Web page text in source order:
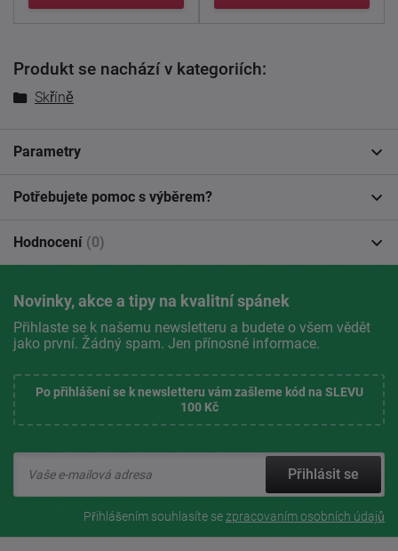
Produkt se nachází v kategoriích:
Skříně
Parametry
Potřebujete pomoc s výběrem?
Hodnocení (0)
Novinky, akce a tipy na kvalitní spánek
Přihlaste se k našemu newsletteru a budete o všem vědět
jako první. Žádný spam. Jen přínosné informace.
Po přihlášení se k newsletteru vám zašleme kód na SLEVU
100 Kč
Přihlásit se
Přihlášením souhlasíte sezpracovaním osobních údajů